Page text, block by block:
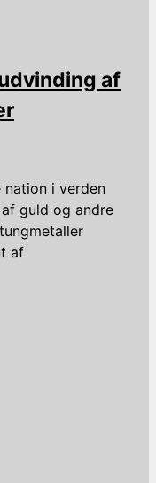
af
i verden
guld og andre
af